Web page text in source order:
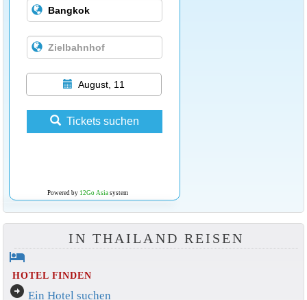
August, 11
Tickets suchen
Powered by 12Go Asiasystem
IN THAILAND REISEN
hotel
HOTEL FINDEN
arrow_circle_right Ein Hotel suchen